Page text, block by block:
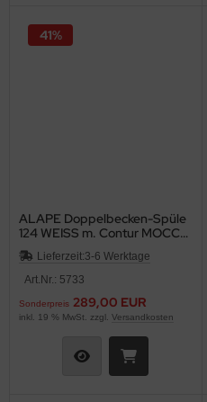
ALAPE Doppelbecken-Spüle
124 WEISS m. Contur MOCCA
92x50,5
Lieferzeit:3-6 Werktage
Art.Nr.: 5733
Sonderpreis 289,00 EUR
41%
inkl. 19 % MwSt. zzgl. Versandkosten